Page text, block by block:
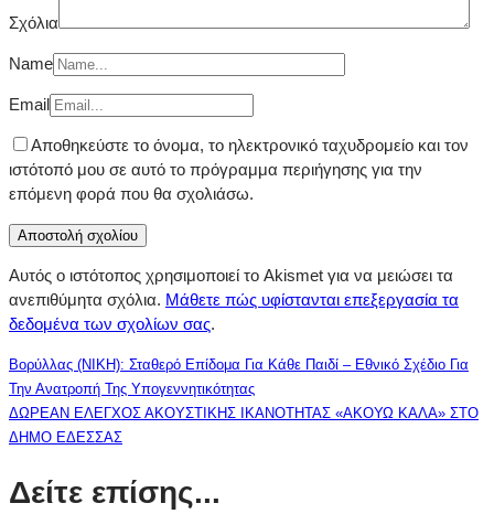
Σχόλια
Name
Email
Αποθηκεύστε το όνομα, το ηλεκτρονικό ταχυδρομείο και τον
ιστότοπό μου σε αυτό το πρόγραμμα περιήγησης για την
επόμενη φορά που θα σχολιάσω.
Αυτός ο ιστότοπος χρησιμοποιεί το Akismet για να μειώσει τα
ανεπιθύμητα σχόλια. Μάθετε πώς υφίστανται επεξεργασία τα
δεδομένα των σχολίων σας.
Βορύλλας (ΝΙΚΗ): Σταθερό Επίδομα Για Κάθε Παιδί – Εθνικό Σχέδιο Για
Την Ανατροπή Της Υπογεννητικότητας
ΔΩΡΕΑΝ ΕΛΕΓΧΟΣ ΑΚΟΥΣΤΙΚΗΣ ΙΚΑΝΟΤΗΤΑΣ «ΑΚΟΥΩ ΚΑΛΑ» ΣΤΟ
ΔΗΜΟ ΕΔΕΣΣΑΣ
Δείτε επίσης...